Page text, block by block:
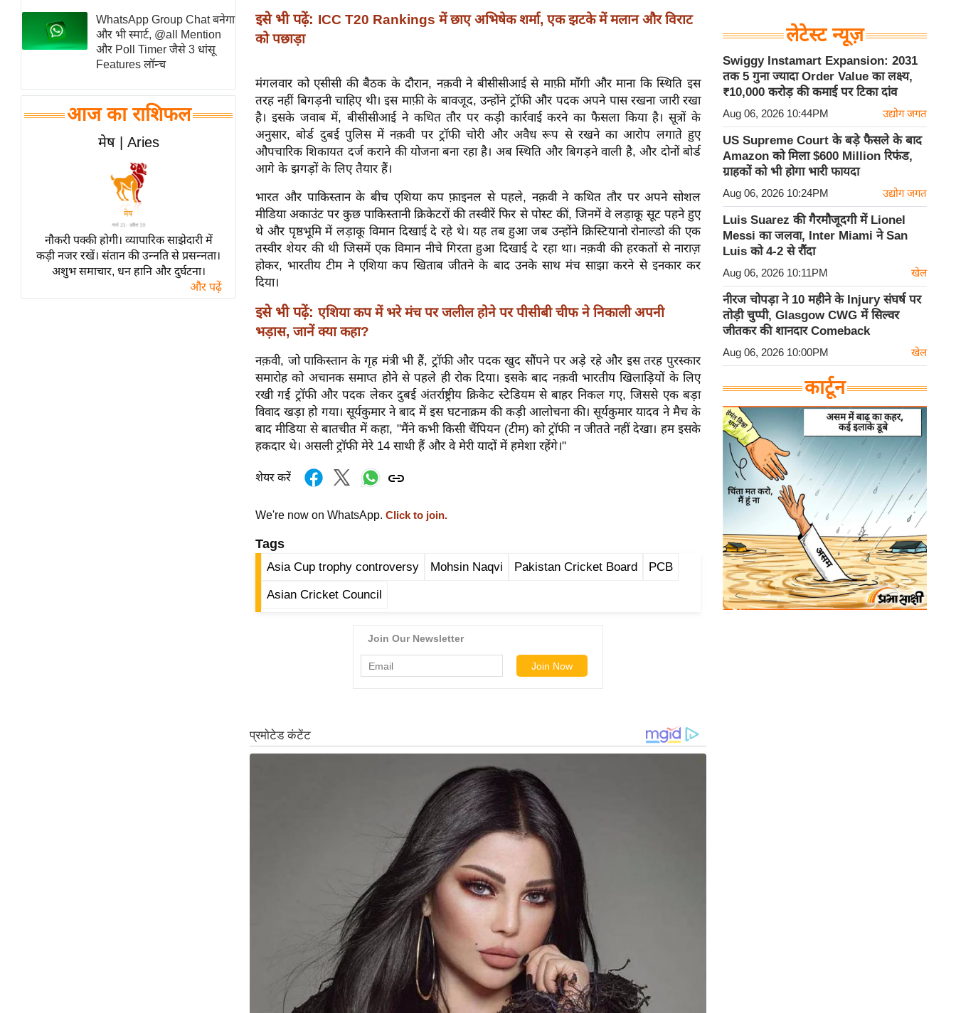
स्तंभ
एम.
आर.
चाय पर
समीक्षा
व्रत
त्योहार
राशिफल
विशेष
WhatsApp Group Chat बनेगा
और भी स्मार्ट, @all Mention
और Poll Timer जैसे 3 धांसू
Features लॉन्च
आज का राशिफल
मेष | Aries
नौकरी पक्की होगी। व्यापारिक साझेदारी में
कड़ी नजर रखें। संतान की उन्नति से प्रसन्नता।
अशुभ समाचार, धन हानि और दुर्घटना।
और पढ़ें
इसे भी पढ़ें: ICC T20 Rankings में छाए अभिषेक शर्मा, एक झटके में मलान और विराट
को पछाड़ा
मंगलवार को एसीसी की बैठक के दौरान, नक़वी ने बीसीसीआई से माफ़ी माँगी और माना कि स्थिति इस
तरह नहीं बिगड़नी चाहिए थी। इस माफ़ी के बावजूद, उन्होंने ट्रॉफी और पदक अपने पास रखना जारी रखा
है। इसके जवाब में, बीसीसीआई ने कथित तौर पर कड़ी कार्रवाई करने का फैसला किया है। सूत्रों के
अनुसार, बोर्ड दुबई पुलिस में नक़वी पर ट्रॉफी चोरी और अवैध रूप से रखने का आरोप लगाते हुए
औपचारिक शिकायत दर्ज कराने की योजना बना रहा है। अब स्थिति और बिगड़ने वाली है, और दोनों बोर्ड
आगे के झगड़ों के लिए तैयार हैं।
भारत और पाकिस्तान के बीच एशिया कप फ़ाइनल से पहले, नक़वी ने कथित तौर पर अपने सोशल
मीडिया अकाउंट पर कुछ पाकिस्तानी क्रिकेटरों की तस्वीरें फिर से पोस्ट कीं, जिनमें वे लड़ाकू सूट पहने हुए
थे और पृष्ठभूमि में लड़ाकू विमान दिखाई दे रहे थे। यह तब हुआ जब उन्होंने क्रिस्टियानो रोनाल्डो की एक
तस्वीर शेयर की थी जिसमें एक विमान नीचे गिरता हुआ दिखाई दे रहा था। नक़वी की हरकतों से नाराज़
होकर, भारतीय टीम ने एशिया कप खिताब जीतने के बाद उनके साथ मंच साझा करने से इनकार कर
दिया।
इसे भी पढ़ें: एशिया कप में भरे मंच पर जलील होने पर पीसीबी चीफ ने निकाली अपनी
भड़ास, जानें क्या कहा?
नक़वी, जो पाकिस्तान के गृह मंत्री भी हैं, ट्रॉफी और पदक खुद सौंपने पर अड़े रहे और इस तरह पुरस्कार
समारोह को अचानक समाप्त होने से पहले ही रोक दिया। इसके बाद नक़वी भारतीय खिलाड़ियों के लिए
रखी गई ट्रॉफी और पदक लेकर दुबई अंतर्राष्ट्रीय क्रिकेट स्टेडियम से बाहर निकल गए, जिससे एक बड़ा
विवाद खड़ा हो गया। सूर्यकुमार ने बाद में इस घटनाक्रम की कड़ी आलोचना की। सूर्यकुमार यादव ने मैच के
बाद मीडिया से बातचीत में कहा, "मैंने कभी किसी चैंपियन (टीम) को ट्रॉफी न जीतते नहीं देखा। हम इसके
हकदार थे। असली ट्रॉफी मेरे 14 साथी हैं और वे मेरी यादों में हमेशा रहेंगे।"
शेयर करें
We're now on WhatsApp. Click to join.
Tags
Asia Cup trophy controversy Mohsin Naqvi Pakistan Cricket Board PCB
Asian Cricket Council
लेटेस्ट न्यूज़
Swiggy Instamart Expansion: 2031
तक 5 गुना ज्यादा Order Value का लक्ष्य,
₹10,000 करोड़ की कमाई पर टिका दांव
Aug 06, 2026 10:44PM उद्योग जगत
US Supreme Court के बड़े फैसले के बाद
Amazon को मिला $600 Million रिफंड,
ग्राहकों को भी होगा भारी फायदा
Aug 06, 2026 10:24PM उद्योग जगत
Luis Suarez की गैरमौजूदगी में Lionel
Messi का जलवा, Inter Miami ने San
Luis को 4-2 से रौंदा
Aug 06, 2026 10:11PM खेल
नीरज चोपड़ा ने 10 महीने के Injury संघर्ष पर
तोड़ी चुप्पी, Glasgow CWG में सिल्वर
जीतकर की शानदार Comeback
Aug 06, 2026 10:00PM खेल
कार्टून